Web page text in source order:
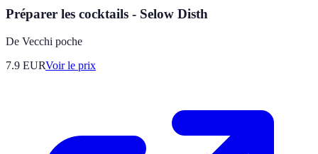
Préparer les cocktails - Selow Disth
De Vecchi poche
7.9 EURVoir le prix